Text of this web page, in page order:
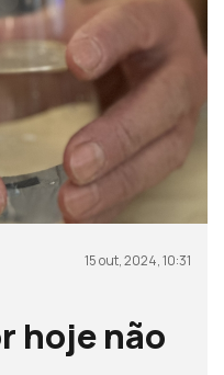
15 out, 2024, 10:31
hoje não